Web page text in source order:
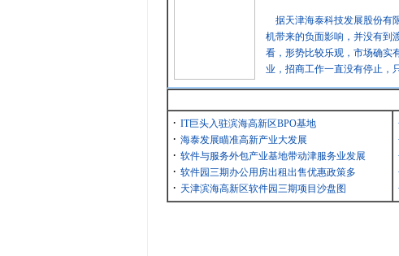
据天津海泰科技发展股份有
机带来的负面影响，并没有到
看，形势比较乐观，市场确实
业，招商工作一直没有停止，
· IT巨头入驻滨海高新区BPO基地
· 海泰发展瞄准高新产业大发展
· 软件与服务外包产业基地带动津服务业发展
· 软件园三期办公用房出租出售优惠政策多
· 天津滨海高新区软件园三期项目沙盘图
·
·
·
·
·